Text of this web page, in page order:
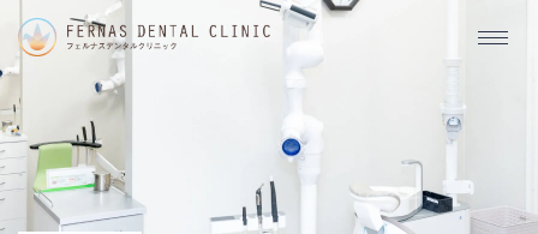
PMTC
と
は？